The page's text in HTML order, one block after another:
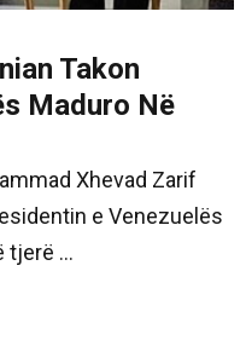
Takon
Maduro Në
Xhevad Zarif
e Venezuelës
tjerë ...